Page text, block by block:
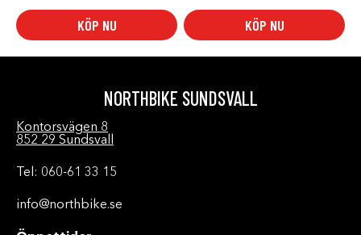
KÖP NU KÖP NU
NORTHBIKE SUNDSVALL
Kontorsvägen 8
852 29 Sundsvall
Tel: 060-61 33 15
info@northbike.se